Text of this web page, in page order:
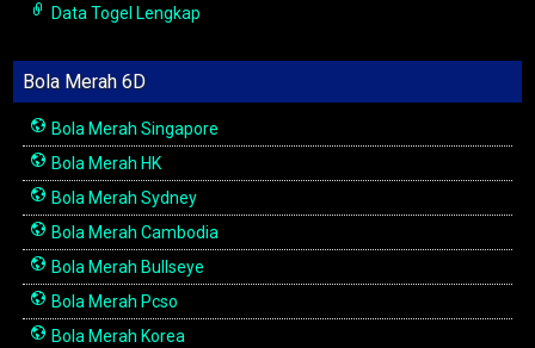
Data Togel Lengkap
Bola Merah 6D
Bola Merah Singapore
Bola Merah HK
Bola Merah Sydney
Bola Merah Cambodia
Bola Merah Bullseye
Bola Merah Pcso
Bola Merah Korea